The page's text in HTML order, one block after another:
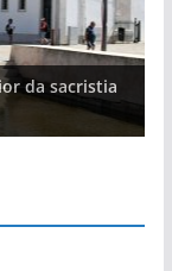
da sacristia